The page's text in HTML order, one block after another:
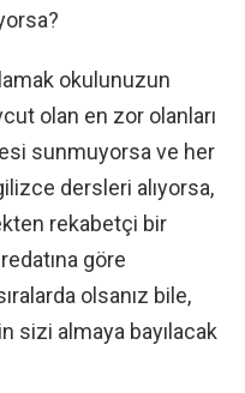
okulunuzun
olan en zor olanları
sunmuyorsa ve her
dersleri alıyorsa,
rekabetçi bir
göre
olsanız bile,
sizi almaya bayılacak